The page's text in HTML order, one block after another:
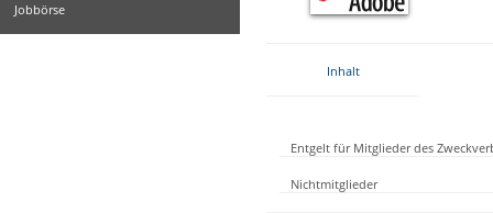
Jobbörse
Inhalt
Entgelt für Mitglieder des
Nichtmitglieder